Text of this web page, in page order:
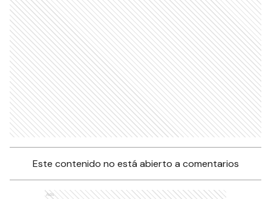
Este contenido no está abierto a comentarios
Ads